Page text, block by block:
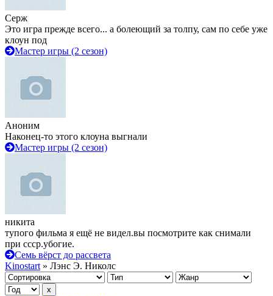
Серж
Это игра прежде всего... а болеющий за толпу, сам по себе уже
клоун под
Мастер игры (2 сезон)
Аноним
Наконец-то этого клоуна выгнали
Мастер игры (2 сезон)
никита
тупого фильма я ещё не видел.вы посмотрите как снимали
при ссср.убогие.
Семь вёрст до рассвета
Kinostart » Лэнс Э. Николс